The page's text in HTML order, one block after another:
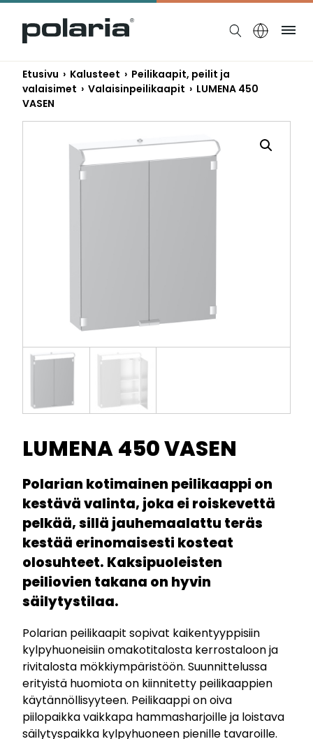
https://polaria.fi/name
Etusivu › Kalusteet › Peilikaapit, peilit ja
valaisimet › Valaisinpeilikaapit › LUMENA 450
VASEN
LUMENA 450 VASEN
Polarian kotimainen peilikaappi on
kestävä valinta, joka ei roiskevettä
pelkää, sillä jauhemaalattu teräs
kestää erinomaisesti kosteat
olosuhteet. Kaksipuoleisten
peiliovien takana on hyvin
säilytystilaa.
Polarian peilikaapit sopivat kaikentyyppisiin
kylpyhuoneisiin omakotitalosta kerrostaloon ja
rivitalosta mökkiympäristöön. Suunnittelussa
erityistä huomiota on kiinnitetty peilikaappien
käytännöllisyyteen. Peilikaappi on oiva
piilopaikka vaikkapa hammasharjoille ja loistava
säilytyspaikka kylpyhuoneen pienille tavaroille.